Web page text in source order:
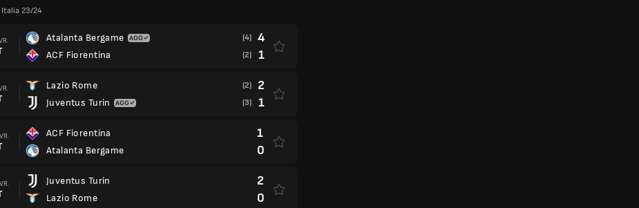
Italia 23/24
Atalanta Bergame
ACF Fiorentina
(4) 4
(2) 1
Lazio Rome
Juventus Turin
(2) 2
(3) 1
ACF Fiorentina
Atalanta Bergame
1
0
Juventus Turin
Lazio Rome
2
0